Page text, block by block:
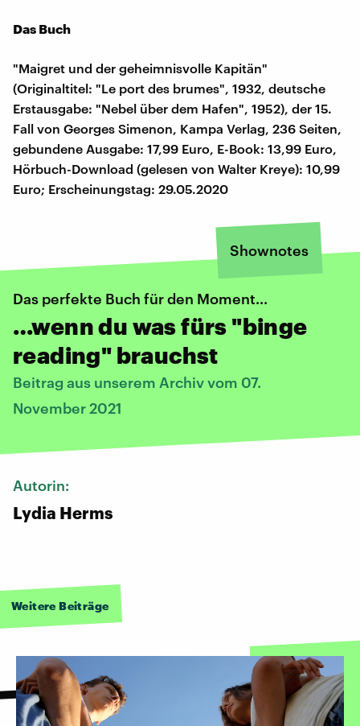
Das Buch
"Maigret und der geheimnisvolle Kapitän"
(Originaltitel: "Le port des brumes", 1932, deutsche
Erstausgabe: "Nebel über dem Hafen", 1952), der 15.
Fall von Georges Simenon, Kampa Verlag, 236 Seiten,
gebundene Ausgabe: 17,99 Euro, E-Book: 13,99 Euro,
Hörbuch-Download (gelesen von Walter Kreye): 10,99
Euro; Erscheinungstag: 29.05.2020
Shownotes
Das perfekte Buch für den Moment...
…wenn du was fürs "binge
reading" brauchst
Beitrag aus unserem Archiv vom 07.
November 2021
Autorin:
Lydia Herms
Weitere Beiträge